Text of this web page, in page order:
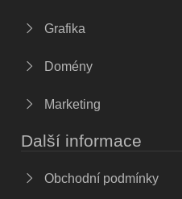
Grafika
Domény
Marketing
Další informace
Obchodní podmínky